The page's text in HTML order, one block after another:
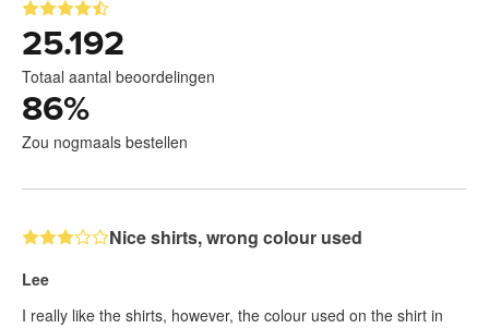
25.192
Totaal aantal beoordelingen
86%
Zou nogmaals bestellen
Nice shirts, wrong colour used
Lee
I really like the shirts, however, the colour used on the shirt in